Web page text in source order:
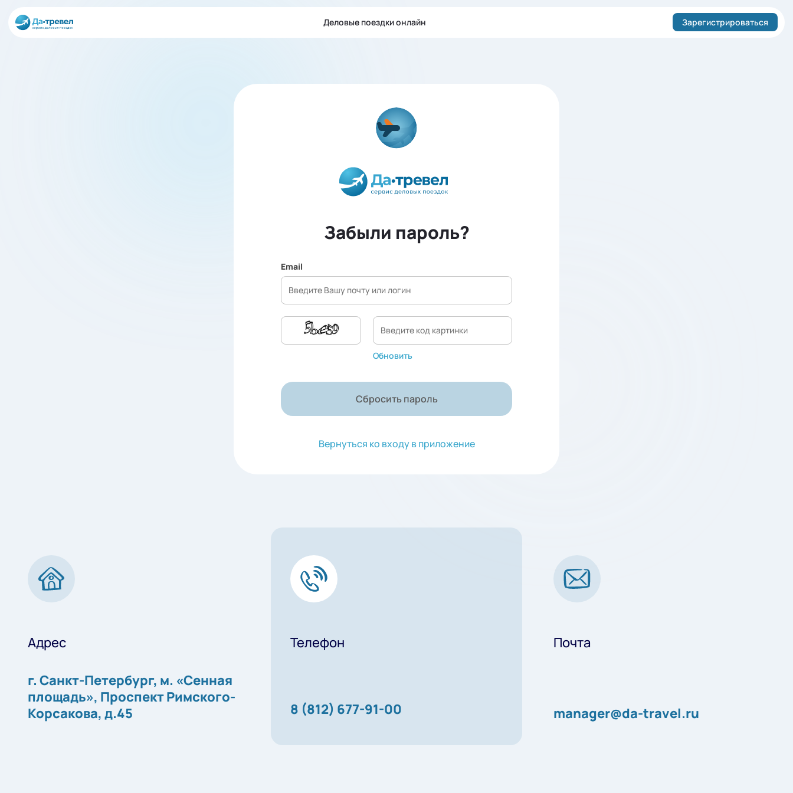
Деловые поездки онлайн Зарегистрироваться
Забыли пароль?
Email
Обновить
Сбросить пароль
Вернуться ко входу в приложение
Адрес
г. Санкт-Петербург, м. «Сенная
площадь», Проспект Римского-
Корсакова, д.45
Телефон
8 (812) 677-91-00
Почта
manager@da-travel.ru